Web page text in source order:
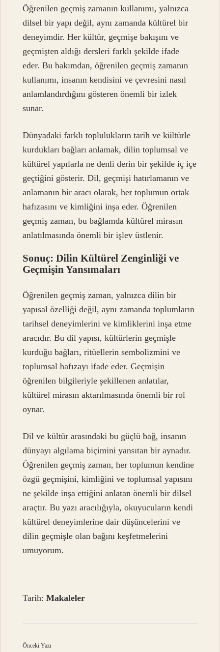
Öğrenilen geçmiş zamanın kullanımı, yalnızca
dilsel bir yapı değil, aynı zamanda kültürel bir
deneyimdir. Her kültür, geçmişe bakışını ve
geçmişten aldığı dersleri farklı şekilde ifade
eder. Bu bakımdan, öğrenilen geçmiş zamanın
kullanımı, insanın kendisini ve çevresini nasıl
anlamlandırdığını gösteren önemli bir izlek
sunar.
Dünyadaki farklı toplulukların tarih ve kültürle
kurdukları bağları anlamak, dilin toplumsal ve
kültürel yapılarla ne denli derin bir şekilde iç içe
geçtiğini gösterir. Dil, geçmişi hatırlamanın ve
anlamanın bir aracı olarak, her toplumun ortak
hafızasını ve kimliğini inşa eder. Öğrenilen
geçmiş zaman, bu bağlamda kültürel mirasın
anlatılmasında önemli bir işlev üstlenir.
Sonuç: Dilin Kültürel Zenginliği ve
Geçmişin Yansımaları
Öğrenilen geçmiş zaman, yalnızca dilin bir
yapısal özelliği değil, aynı zamanda toplumların
tarihsel deneyimlerini ve kimliklerini inşa etme
aracıdır. Bu dil yapısı, kültürlerin geçmişle
kurduğu bağları, ritüellerin sembolizmini ve
toplumsal hafızayı ifade eder. Geçmişin
öğrenilen bilgileriyle şekillenen anlatılar,
kültürel mirasın aktarılmasında önemli bir rol
oynar.
Dil ve kültür arasındaki bu güçlü bağ, insanın
dünyayı algılama biçimini yansıtan bir aynadır.
Öğrenilen geçmiş zaman, her toplumun kendine
özgü geçmişini, kimliğini ve toplumsal yapısını
ne şekilde inşa ettiğini anlatan önemli bir dilsel
araçtır. Bu yazı aracılığıyla, okuyucuların kendi
kültürel deneyimlerine dair düşüncelerini ve
dilin geçmişle olan bağını keşfetmelerini
umuyorum.
Tarih:Makaleler
Önceki Yazı